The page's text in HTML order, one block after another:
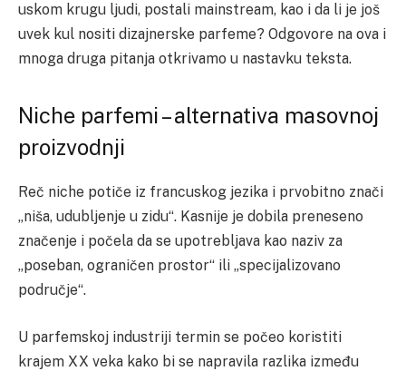
uskom krugu ljudi, postali mainstream, kao i da li je još
uvek kul nositi dizajnerske parfeme? Odgovore na ova i
mnoga druga pitanja otkrivamo u nastavku teksta.
Niche parfemi – alternativa masovnoj
proizvodnji
Reč niche potiče iz francuskog jezika i prvobitno znači
„niša, udubljenje u zidu“. Kasnije je dobila preneseno
značenje i počela da se upotrebljava kao naziv za
„poseban, ograničen prostor“ ili „specijalizovano
područje“.
U parfemskoj industriji termin se počeo koristiti
krajem XX veka kako bi se napravila razlika između